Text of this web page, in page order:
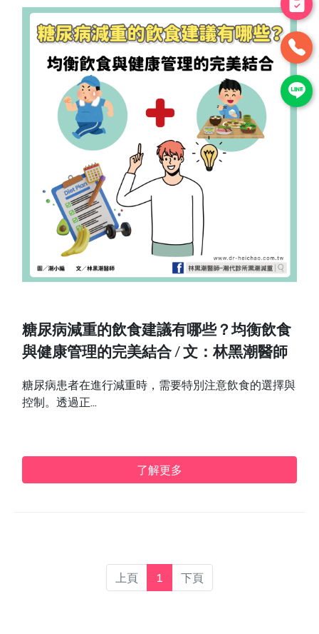
糖尿病減重的飲食建議有哪些？均衡飲食
與健康管理的完美結合 / 文：林黑潮醫師
糖尿病患者在進行減重時，需要特別注意飲食的選擇與
控制。透過正...
了解更多
上頁 1 下頁